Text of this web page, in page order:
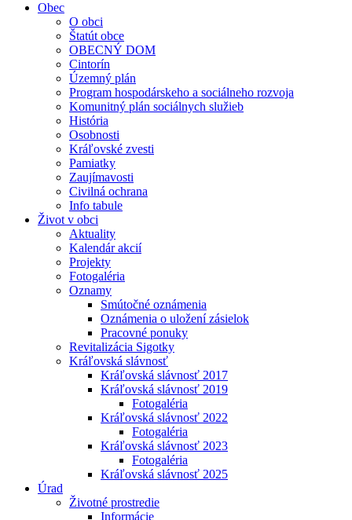
Obec
O obci
Štatút obce
OBECNÝ DOM
Cintorín
Územný plán
Program hospodárskeho a sociálneho rozvoja
Komunitný plán sociálnych služieb
História
Osobnosti
Kráľovské zvesti
Pamiatky
Zaujímavosti
Civilná ochrana
Info tabule
Život v obci
Aktuality
Kalendár akcií
Projekty
Fotogaléria
Oznamy
Smútočné oznámenia
Oznámenia o uložení zásielok
Pracovné ponuky
Revitalizácia Sigotky
Kráľovská slávnosť
Kráľovská slávnosť 2017
Kráľovská slávnosť 2019
Fotogaléria
Kráľovská slávnosť 2022
Fotogaléria
Kráľovská slávnosť 2023
Fotogaléria
Kráľovská slávnosť 2025
Úrad
Životné prostredie
Informácie